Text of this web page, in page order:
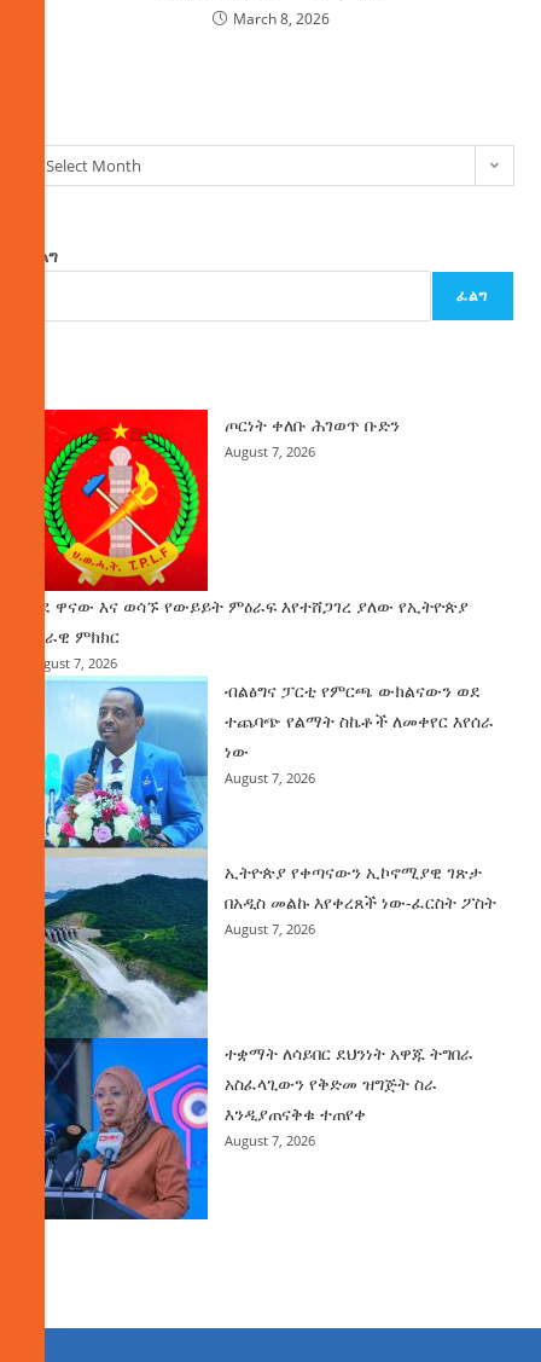
March 8, 2026
Select Month
ፈልግ
ፈልግ
ጦርነት ቀለቡ ሕገወጥ ቡድን
August 7, 2026
ወደ ዋናው እና ወሳኙ የውይይት ምዕራፍ እየተሸጋገረ ያለው የኢትዮጵያ
ሀገራዊ ምክክር
August 7, 2026
ብልፅግና ፓርቲ የምርጫ ውክልናውን ወደ
ተጨባጭ የልማት ስኬቶች ለመቀየር እየሰራ
ነው
August 7, 2026
ኢትዮጵያ የቀጣናውን ኢኮኖሚያዊ ገጽታ
በአዲስ መልኩ እየቀረጸች ነው-ፈርስት ፖስት
August 7, 2026
ተቋማት ለሳይበር ደህንነት አዋጁ ትግበራ
አስፈላጊውን የቅድመ ዝግጅት ስራ
እንዲያጠናቅቁ ተጠየቀ
August 7, 2026